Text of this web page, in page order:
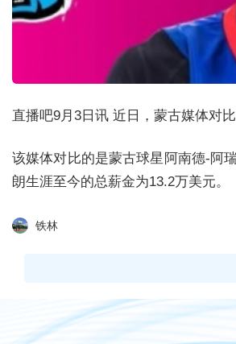
直播吧9月3日讯 近日，蒙古媒体对
该媒体对比的是蒙古球星阿南德-阿
朗生涯至今的总薪金为13.2万美元。
铁林